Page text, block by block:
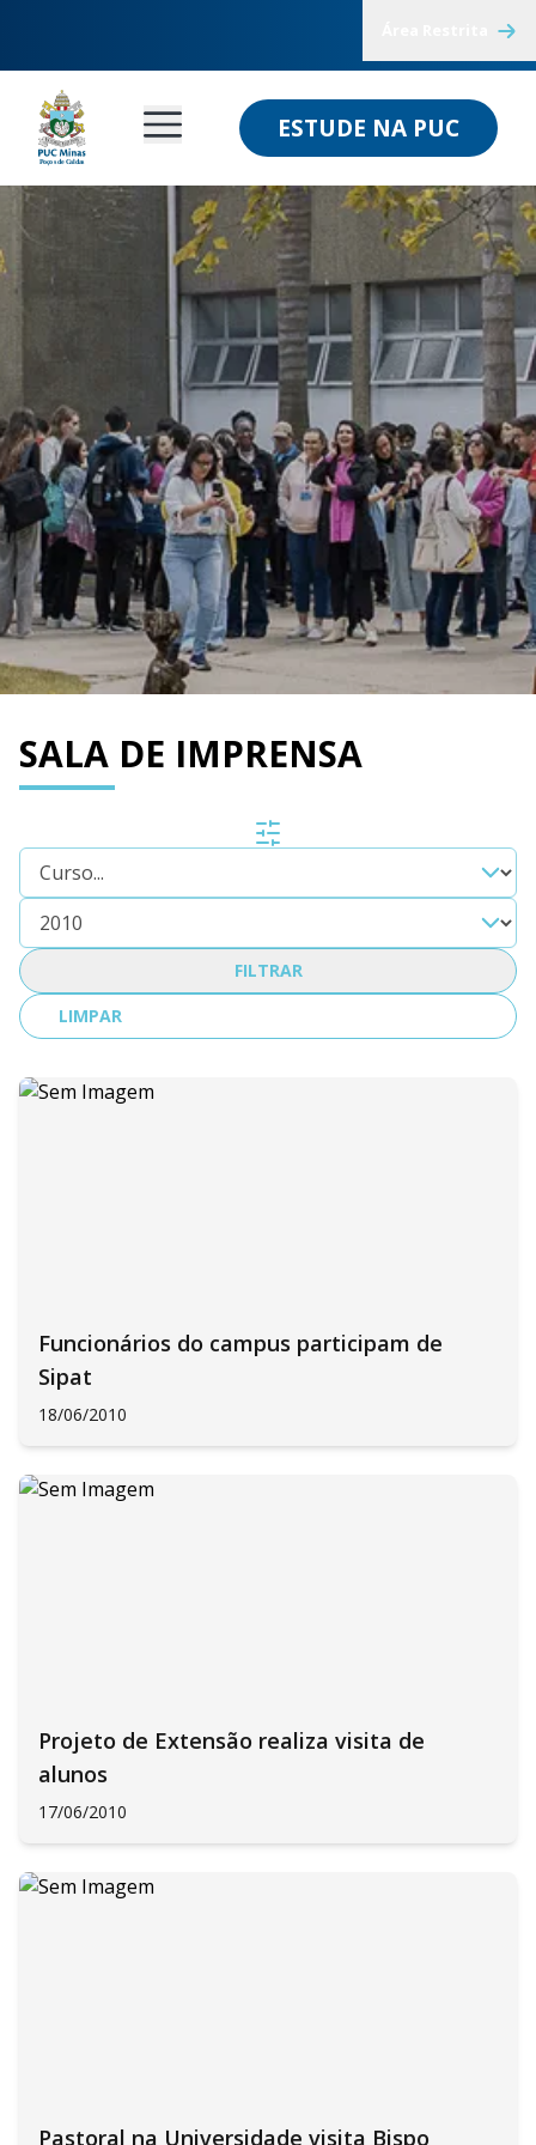
ESTUDE NA PUC
SALA DE IMPRENSA
FILTRAR
LIMPAR
Funcionários do campus participam de
Sipat
18/06/2010
Projeto de Extensão realiza visita de
alunos
17/06/2010
Pastoral na Universidade visita Bispo